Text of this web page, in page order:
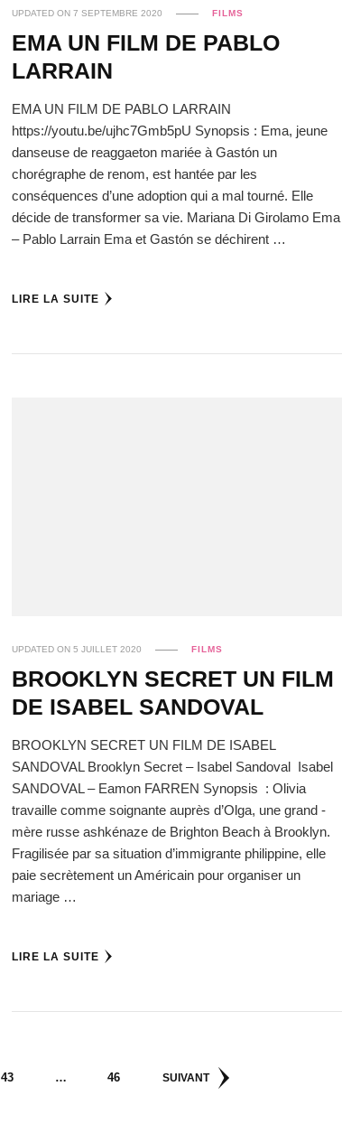
UPDATED ON7 SEPTEMBRE 2020 FILMS
EMA UN FILM DE PABLO
LARRAIN
EMA UN FILM DE PABLO LARRAIN
https://youtu.be/ujhc7Gmb5pU Synopsis : Ema, jeune
danseuse de reaggaeton mariée à Gastón un
chorégraphe de renom, est hantée par les
conséquences d’une adoption qui a mal tourné. Elle
décide de transformer sa vie. Mariana Di Girolamo Ema
– Pablo Larrain Ema et Gastón se déchirent …
LIRE LA SUITE
UPDATED ON5 JUILLET 2020 FILMS
BROOKLYN SECRET UN FILM
DE ISABEL SANDOVAL
BROOKLYN SECRET UN FILM DE ISABEL
SANDOVAL Brooklyn Secret – Isabel Sandoval Isabel
SANDOVAL – Eamon FARREN Synopsis : Olivia
travaille comme soignante auprès d’Olga, une grand -
mère russe ashkénaze de Brighton Beach à Brooklyn.
Fragilisée par sa situation d’immigrante philippine, elle
paie secrètement un Américain pour organiser un
mariage …
LIRE LA SUITE
PAGE
43 … PAGE
46 SUIVANT